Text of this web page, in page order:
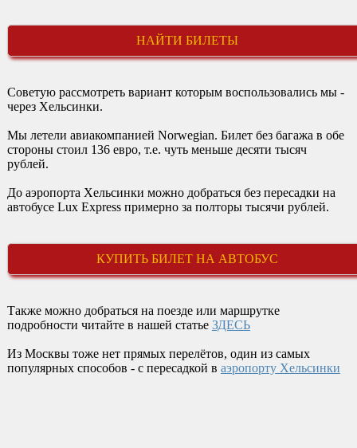
НАЙТИ БИЛЕТЫ
Советую рассмотреть вариант которым воспользовались мы -
через Хельсинки.
Мы летели авиакомпанией Norwegian. Билет без багажа в обе
стороны стоил 136 евро, т.е. чуть меньше десяти тысяч
рублей.
До аэропорта Хельсинки можно добраться без пересадки на
автобусе Lux Express примерно за полторы тысячи рублей.
КУПИТЬ БИЛЕТ НА АВТОБУС
Также можно добраться на поезде или маршрутке
подробности читайте в нашей статье ЗДЕСЬ
Из Москвы тоже нет прямых перелётов, один из самых
популярных способов - с пересадкой в аэропорту Хельсинки